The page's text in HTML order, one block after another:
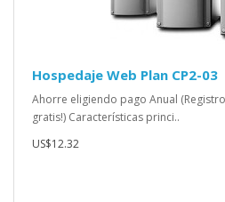
Hospedaje Web Plan CP2-03
Ahorre eligiendo pago Anual
gratis!) Características princi..
US$12.32